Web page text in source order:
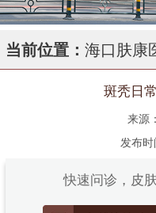
当前位置： 海口肤康
斑秃日
来源
发布
快速问诊，皮